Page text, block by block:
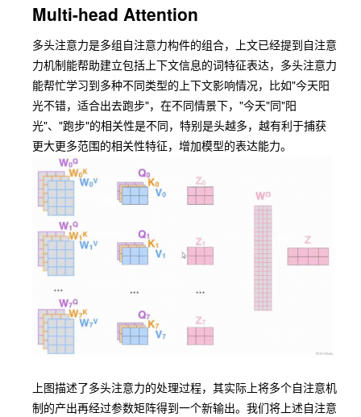
Multi-head Attention
多头注意力是多组自注意力构件的组合，上文已经提到自注意
力机制能帮助建立包括上下文信息的词特征表达，多头注意力
能帮忙学习到多种不同类型的上下文影响情况，比如"今天阳
光不错，适合出去跑步"，在不同情景下，"今天"同"阳
光"、"跑步"的相关性是不同，特别是头越多，越有利于捕获
更大更多范围的相关性特征，增加模型的表达能力。
上图描述了多头注意力的处理过程，其实际上将多个自注意机
制的产出再经过参数矩阵得到一个新输出。我们将上述自注意